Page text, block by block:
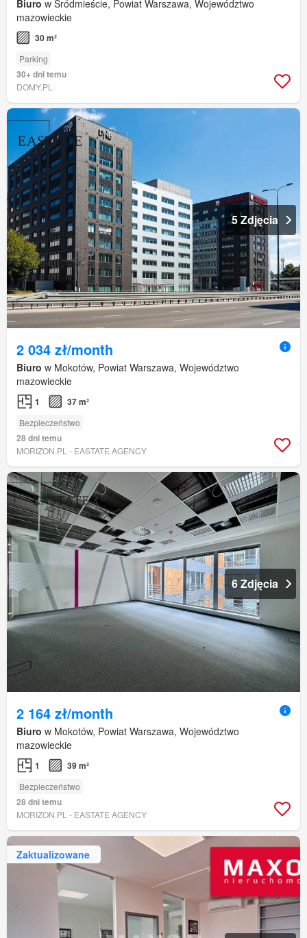
Biuro w Śródmieście, Powiat Warszawa, Województwo
mazowieckie
30 m²
Parking
30+ dni temu
DOMY.PL
5 Zdjęcia
2 034 zł/month
Biuro w Mokotów, Powiat Warszawa, Województwo
mazowieckie
1 37 m²
Bezpieczeństwo
28 dni temu
MORIZON.PL - EASTATE AGENCY
6 Zdjęcia
2 164 zł/month
Biuro w Mokotów, Powiat Warszawa, Województwo
mazowieckie
1 39 m²
Bezpieczeństwo
28 dni temu
MORIZON.PL - EASTATE AGENCY
Zaktualizowane